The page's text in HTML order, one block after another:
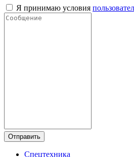
Я принимаю условия
Отправить
Спецтехника